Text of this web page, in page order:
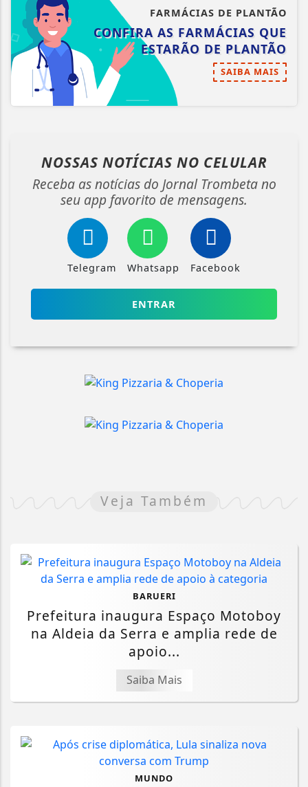
FARMÁCIAS DE PLANTÃO
CONFIRA AS FARMÁCIAS QUE
ESTARÃO DE PLANTÃO
SAIBA MAIS
NOSSAS NOTÍCIAS NO CELULAR
Receba as notícias do Jornal Trombeta no
seu app favorito de mensagens.
Telegram Whatsapp Facebook
ENTRAR
Veja Também
BARUERI
Prefeitura inaugura Espaço Motoboy
na Aldeia da Serra e amplia rede de
apoio...
Saiba Mais
MUNDO